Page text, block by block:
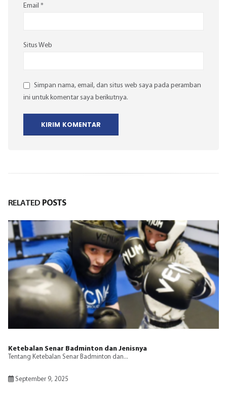
Email *
Situs Web
Simpan nama, email, dan situs web saya pada peramban
ini untuk komentar saya berikutnya.
RELATED POSTS
Ketebalan Senar Badminton dan Jenisnya
Tentang Ketebalan Senar Badminton dan...
September 9, 2025